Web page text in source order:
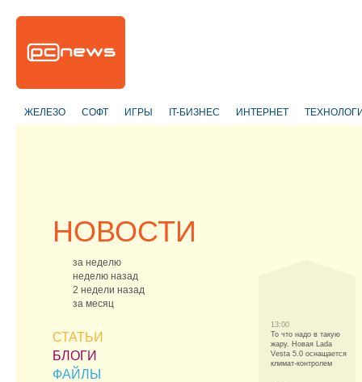
ЖЕЛЕЗО СОФТ ИГРЫ IT-БИЗНЕС ИНТЕРНЕТ
НОВОСТИ
за неделю
неделю назад
2 недели назад
за месяц
СТАТЬИ
БЛОГИ
ФАЙЛЫ
13:00
То что надо в такую
жару. Новая Lada
Vesta 5.0 оснащается
климат-контролем